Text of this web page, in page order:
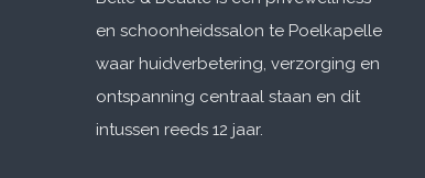
en schoonheidssalon te Poelkapelle
waar huidverbetering, verzorging en
ontspanning centraal staan en dit
intussen reeds 12 jaar.